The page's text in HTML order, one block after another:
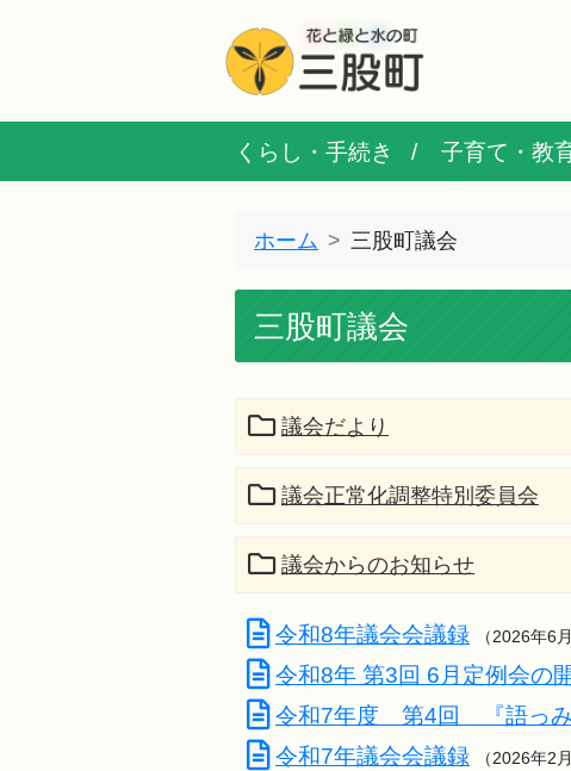
くらし・手続き 子育て・教
ホーム 三股町議会
三股町議会
議会だより
議会正常化調整特別委員会
議会からのお知らせ
令和8年議会会議録 （2026年6
令和8年 第3回 6月定例会の
令和7年度 第4回 『語っみ
令和7年議会会議録 （2026年2